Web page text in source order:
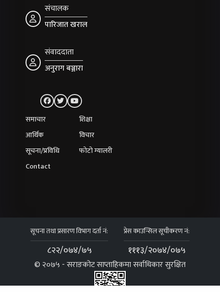
संचालक
पारिजात खराल
संवाददाता
अनुराग बञ्जारा
समाचार
शिक्षा
आर्थिक
विचार
सूचना/प्रविधि
फोटो ग्यालरी
Contact
सूचना तथा प्रसारण विभाग दर्ता नं:
८२२/०७४/७५
प्रेस काउन्सिल सूचीकरण नं:
१११३/२०७४/०७५
© २०७५ - सराङकोट साप्ताहिकमा सर्वाधिकार सुरक्षित